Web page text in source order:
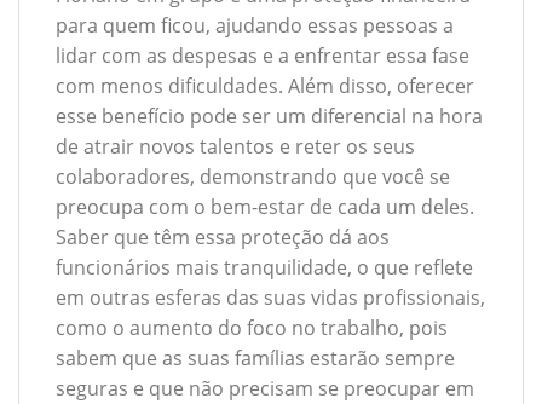
para quem ficou, ajudando essas pessoas a
lidar com as despesas e a enfrentar essa fase
com menos dificuldades. Além disso, oferecer
esse benefício pode ser um diferencial na hora
de atrair novos talentos e reter os seus
colaboradores, demonstrando que você se
preocupa com o bem-estar de cada um deles.
Saber que têm essa proteção dá aos
funcionários mais tranquilidade, o que reflete
em outras esferas das suas vidas profissionais,
como o aumento do foco no trabalho, pois
sabem que as suas famílias estarão sempre
seguras e que não precisam se preocupar em